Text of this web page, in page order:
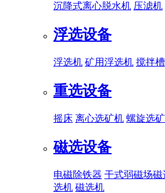
沉降式离心脱水机 压滤机
浮选设备
浮选机 矿用浮选机 搅拌槽
重选设备
摇床 离心选矿机 螺旋选
磁选设备
电磁除铁器 干式弱磁场磁
选机 磁选机